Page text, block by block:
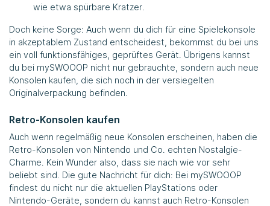
wie etwa spürbare Kratzer.
Doch keine Sorge: Auch wenn du dich für eine Spielekonsole
in akzeptablem Zustand entscheidest, bekommst du bei uns
ein voll funktionsfähiges, geprüftes Gerät. Übrigens kannst
du bei mySWOOOP nicht nur gebrauchte, sondern auch neue
Konsolen kaufen, die sich noch in der versiegelten
Originalverpackung befinden.
Retro-Konsolen kaufen
Auch wenn regelmäßig neue Konsolen erscheinen, haben die
Retro-Konsolen von Nintendo und Co. echten Nostalgie-
Charme. Kein Wunder also, dass sie nach wie vor sehr
beliebt sind. Die gute Nachricht für dich: Bei mySWOOOP
findest du nicht nur die aktuellen PlayStations oder
Nintendo-Geräte, sondern du kannst auch Retro-Konsolen